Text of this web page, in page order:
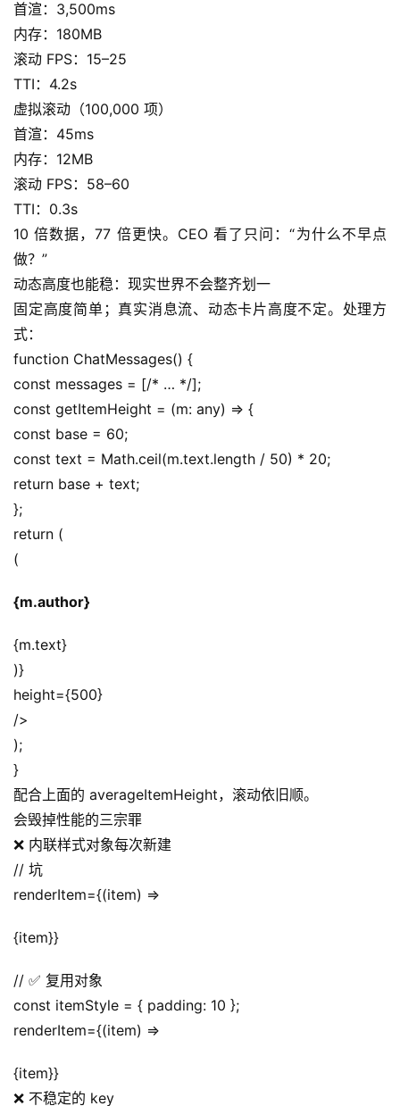
首渲：3,500ms
内存：180MB
滚动 FPS：15–25
TTI：4.2s
虚拟滚动（100,000 项）
首渲：45ms
内存：12MB
滚动 FPS：58–60
TTI：0.3s
10 倍数据，77 倍更快。CEO 看了只问：“为什么不早点
做？”
动态高度也能稳：现实世界不会整齐划一
固定高度简单；真实消息流、动态卡片高度不定。处理方
式：
function ChatMessages() {
const messages = [/* … */];
const getItemHeight = (m: any) => {
const base = 60;
const text = Math.ceil(m.text.length / 50) * 20;
return base + text;
};
return (
(
{m.author}
{m.text}
)}
height={500}
/>
);
}
配合上面的 averageItemHeight，滚动依旧顺。
会毁掉性能的三宗罪
❌ 内联样式对象每次新建
// 坑
renderItem={(item) =>
{item}}
// ✅ 复用对象
const itemStyle = { padding: 10 };
renderItem={(item) =>
{item}}
❌ 不稳定的 key